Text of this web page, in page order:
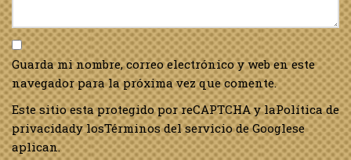
Guarda mi nombre, correo electrónico y web en este
navegador para la próxima vez que comente.
Este sitio esta protegido por reCAPTCHA y laPolítica de
privacidady losTérminos del servicio de Googlese
aplican.